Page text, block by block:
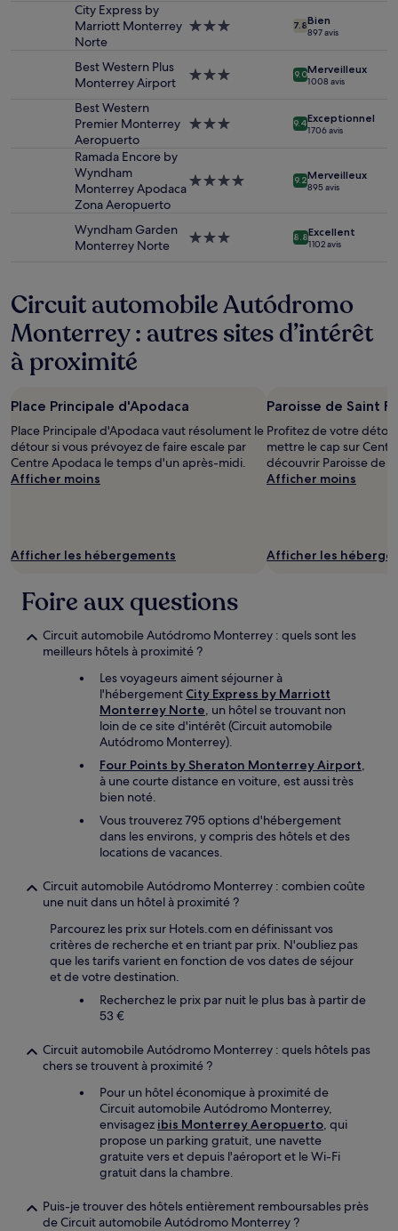
disponibilité
susceptibles
supplémentaires
City Express by
Marriott Monterrey
Norte
Hébergement
7.8Bien
897 avis
Best Western Plus
Monterrey Airport
Hébergement
9.0Merveilleux
1 008 avis
Best Western
Premier Monterrey
Aeropuerto
Hébergement
9.4Exceptionnel
1 706 avis
Ramada Encore by
Wyndham
Monterrey Apodaca
Zona Aeropuerto
Hébergement
9.2Merveilleux
895 avis
Wyndham Garden
Monterrey Norte
Hébergement
8.8Excellent
1 102 avis
Circuit automobile Autódromo
Monterrey : autres sites d’intérêt
à proximité
Place Principale d'Apodaca
Place Principale d'Apodaca vaut résolument le
détour si vous prévoyez de faire escale par
Centre Apodaca le temps d'un après-midi.
Afficher moins
Afficher les hébergements
Paroisse de Saint
Profitez de votre
mettre le cap sur
découvrir Paroisse de
Afficher moins
Afficher les
Foire aux questions
Circuit automobile Autódromo Monterrey : quels sont les
meilleurs hôtels à proximité ?
Les voyageurs aiment séjourner à
l'hébergement City Express by Marriott
Monterrey Norte, un hôtel se trouvant non
loin de ce site d'intérêt (Circuit automobile
Autódromo Monterrey).
Four Points by Sheraton Monterrey Airport,
à une courte distance en voiture, est aussi très
bien noté.
Vous trouverez 795 options d'hébergement
dans les environs, y compris des hôtels et des
locations de vacances.
Circuit automobile Autódromo Monterrey : combien coûte
une nuit dans un hôtel à proximité ?
Parcourez les prix sur Hotels.com en définissant vos
critères de recherche et en triant par prix. N'oubliez pas
que les tarifs varient en fonction de vos dates de séjour
et de votre destination.
Recherchez le prix par nuit le plus bas à partir de
53 €
Circuit automobile Autódromo Monterrey : quels hôtels pas
chers se trouvent à proximité ?
Pour un hôtel économique à proximité de
Circuit automobile Autódromo Monterrey,
envisagez ibis Monterrey Aeropuerto, qui
propose un parking gratuit, une navette
gratuite vers et depuis l'aéroport et le Wi-Fi
gratuit dans la chambre.
Puis-je trouver des hôtels entièrement remboursables près
de Circuit automobile Autódromo Monterrey ?